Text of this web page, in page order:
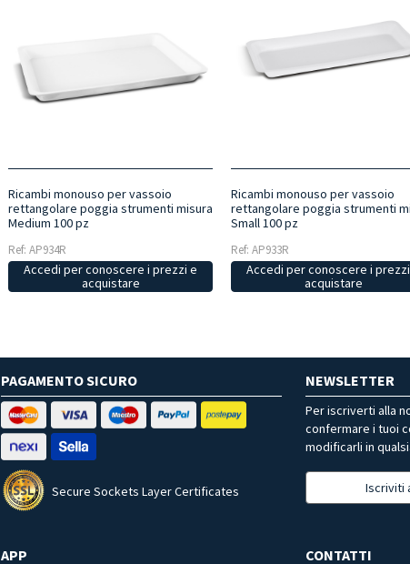
Ricambi monouso per vassoio
rettangolare poggia strumenti misura
Medium 100 pz
Ref: AP934R
Accedi per conoscere i prezzi e
acquistare
Ricambi monouso per vassoio
rettangolare poggia strumenti
Small 100 pz
Ref: AP933R
Accedi per conoscere i
acquistare
PAGAMENTO SICURO
Secure Sockets Layer Certificates
NEWSLETTER
Per iscriverti alla
confermare i tuoi
modificarli in
Iscriviti
APP CONTATTI